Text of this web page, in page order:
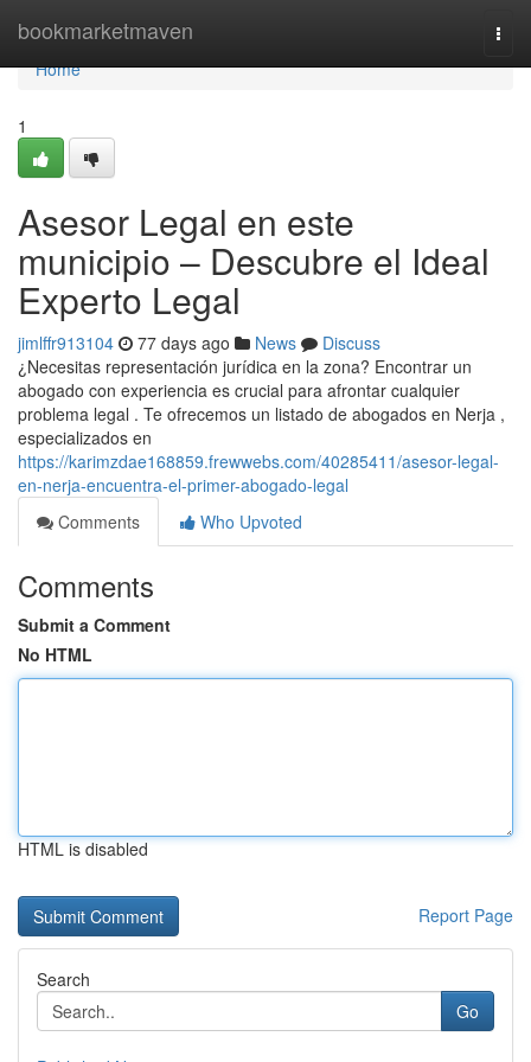
bookmarketmaven
Home
Home
1
Asesor Legal en este
municipio – Descubre el Ideal
Experto Legal
jimlffr913104 77 days ago News
Discuss
¿Necesitas representación jurídica en la zona? Encontrar un
abogado con experiencia es crucial para afrontar cualquier
problema legal . Te ofrecemos un listado de abogados en Nerja ,
especializados en
https://karimzdae168859.frewwebs.com/40285411/asesor-legal-
en-nerja-encuentra-el-primer-abogado-legal
Comments
Who Upvoted
Comments
Submit a Comment
No HTML
HTML is disabled
Report Page
Search
Go